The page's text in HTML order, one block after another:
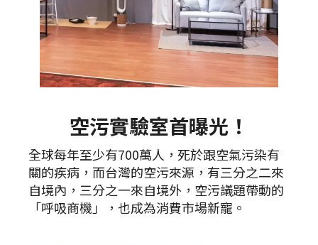
空污實驗室首曝光！
全球每年至少有700萬人，死於跟空氣污染有
關的疾病，而台灣的空污來源，有三分之二來
自境內，三分之一來自境外，空污議題帶動的
「呼吸商機」，也成為消費市場新寵。